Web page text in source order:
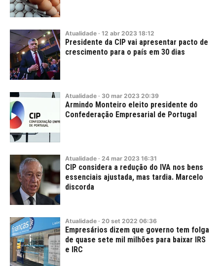
Atualidade · 12 abr 2023 18:12
Presidente da CIP vai apresentar pacto de
crescimento para o país em 30 dias
Atualidade · 30 mar 2023 20:39
Armindo Monteiro eleito presidente do
Confederação Empresarial de Portugal
Atualidade · 24 mar 2023 16:31
CIP considera a redução do IVA nos bens
essenciais ajustada, mas tardia. Marcelo
discorda
Atualidade · 20 set 2022 06:36
Empresários dizem que governo tem folga
de quase sete mil milhões para baixar IRS
e IRC